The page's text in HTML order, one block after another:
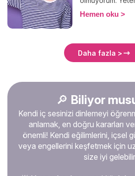
değil, yeterince
yeterince
düşünce. Belki
kusurum bu aşırı
veriyor, ve hayat
de zorlaşıyor.
prenses gibi mi
geçirilmesi
kronik
geliyor? İşte
Hemen oku
Daha fazla >
🔎 Biliyor
Kendi iç sesinizi dinlemeyi
anlamak, en doğru kararları
önemli! Kendi eğilimlerini, içsel
veya engellerini keşfetmek için
size iyi